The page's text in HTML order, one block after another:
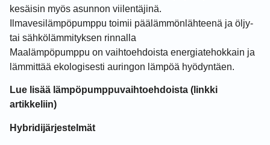
kesäisin myös asunnon viilentäjinä.
Ilmavesilämpöpumppu toimii päälämmönlähteenä ja öljy-
tai sähkölämmityksen rinnalla
Maalämpöpumppu on vaihtoehdoista energiatehokkain ja
lämmittää ekologisesti auringon lämpöä hyödyntäen.
Lue lisää lämpöpumppuvaihtoehdoista (linkki
artikkeliin)
Hybridijärjestelmät